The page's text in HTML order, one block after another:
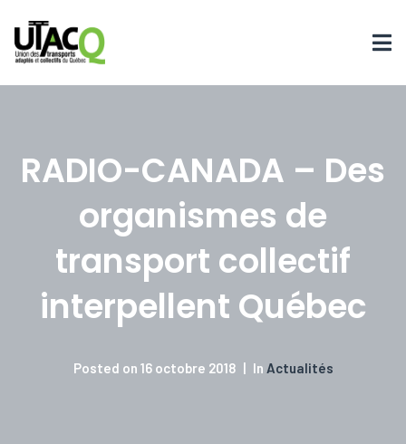
RADIO-CANADA – Des
organismes de
transport collectif
interpellent Québec
Posted on 16 octobre 2018 In Actualités